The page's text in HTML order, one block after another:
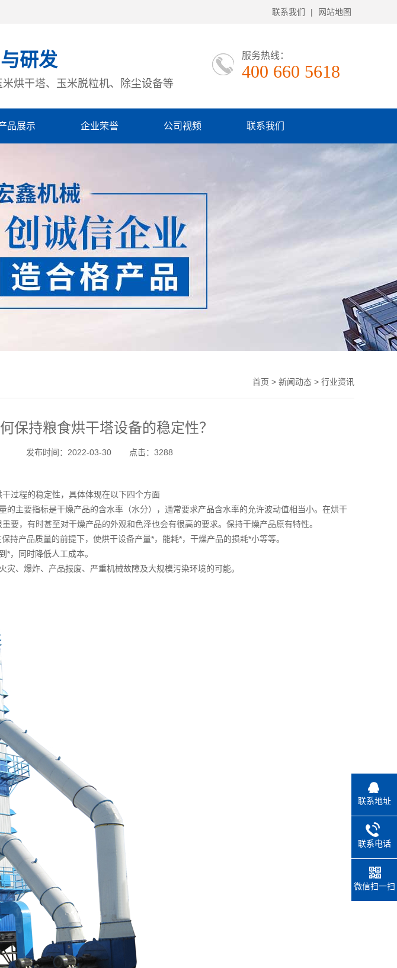
联系我们 | 网站地图
研发
烘干塔、玉米脱粒机、除尘设备等
服务热线：
400 660 5618
品展示 企业荣誉 公司视频 联系我们
首页 > 新闻动态 > 行业资讯
保持粮食烘干塔设备的稳定性？
发布时间：2022-03-30 点击：3288
过程的稳定性，具体体现在以下四个方面
的主要指标是干燥产品的含水率（水分），通常要求产品含水率的允许波动值相当小。在烘干
要，有时甚至对干燥产品的外观和色泽也会有很高的要求。保持干燥产品原有特性。
持产品质量的前提下，使烘干设备产量*，能耗*，干燥产品的损耗*小等等。
*，同时降低人工成本。
、爆炸、产品报废、严重机械故障及大规模污染环境的可能。
联系地址
联系电话
微信扫一扫